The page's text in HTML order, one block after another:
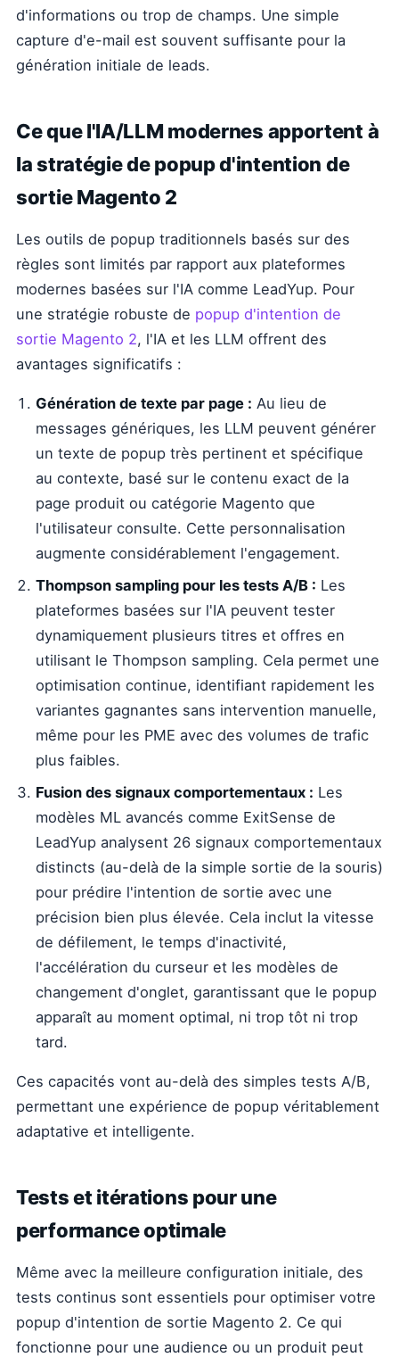
d'informations ou trop de champs. Une simple
capture d'e-mail est souvent suffisante pour la
génération initiale de leads.
Ce que l'IA/LLM modernes apportent à
la stratégie de popup d'intention de
sortie Magento 2
Les outils de popup traditionnels basés sur des
règles sont limités par rapport aux plateformes
modernes basées sur l'IA comme LeadYup. Pour
une stratégie robuste de popup d'intention de
sortie Magento 2, l'IA et les LLM offrent des
avantages significatifs :
Génération de texte par page : Au lieu de
messages génériques, les LLM peuvent générer
un texte de popup très pertinent et spécifique
au contexte, basé sur le contenu exact de la
page produit ou catégorie Magento que
l'utilisateur consulte. Cette personnalisation
augmente considérablement l'engagement.
Thompson sampling pour les tests A/B : Les
plateformes basées sur l'IA peuvent tester
dynamiquement plusieurs titres et offres en
utilisant le Thompson sampling. Cela permet une
optimisation continue, identifiant rapidement les
variantes gagnantes sans intervention manuelle,
même pour les PME avec des volumes de trafic
plus faibles.
Fusion des signaux comportementaux : Les
modèles ML avancés comme ExitSense de
LeadYup analysent 26 signaux comportementaux
distincts (au-delà de la simple sortie de la souris)
pour prédire l'intention de sortie avec une
précision bien plus élevée. Cela inclut la vitesse
de défilement, le temps d'inactivité,
l'accélération du curseur et les modèles de
changement d'onglet, garantissant que le popup
apparaît au moment optimal, ni trop tôt ni trop
tard.
Ces capacités vont au-delà des simples tests A/B,
permettant une expérience de popup véritablement
adaptative et intelligente.
Tests et itérations pour une
performance optimale
Même avec la meilleure configuration initiale, des
tests continus sont essentiels pour optimiser votre
popup d'intention de sortie Magento 2. Ce qui
fonctionne pour une audience ou un produit peut